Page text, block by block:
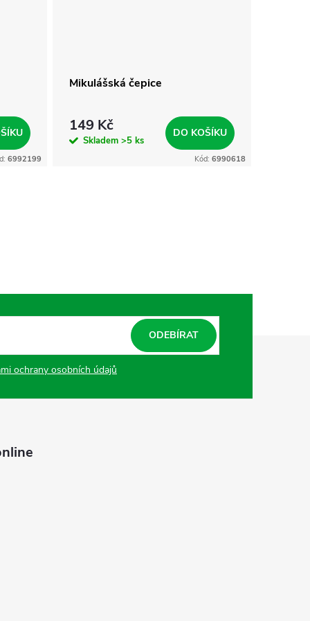
6992199
Mikulášská čepice
149 Kč
Skladem >5 ks
DO KOŠÍKU
Kód: 6990618
ochrany osobních údajů
ODEBÍRAT